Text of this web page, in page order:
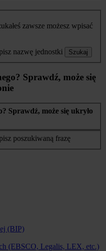
zawsze możesz wpisać
nazwę jednostki Szukaj
Sprawdź, może się
Sprawdź, może się ukryło
poszukiwaną frazę
(BIP)
(EBSCO, Legalis, LEX, etc.)